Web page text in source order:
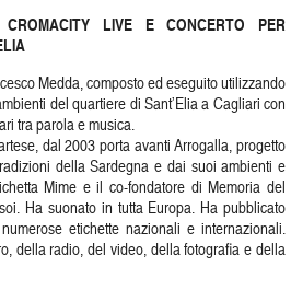
CROMACITY LIVE E CONCERTO PER
Medda, composto ed eseguito utilizzando
del quartiere di Sant’Elia a Cagliari con
tra parola e musica.
dal 2003 porta avanti Arrogalla, progetto
della Sardegna e dai suoi ambienti e
Mime e il co-fondatore di Memoria del
Ha suonato in tutta Europa. Ha pubblicato
etichette nazionali e internazionali.
della radio, del video, della fotografia e della